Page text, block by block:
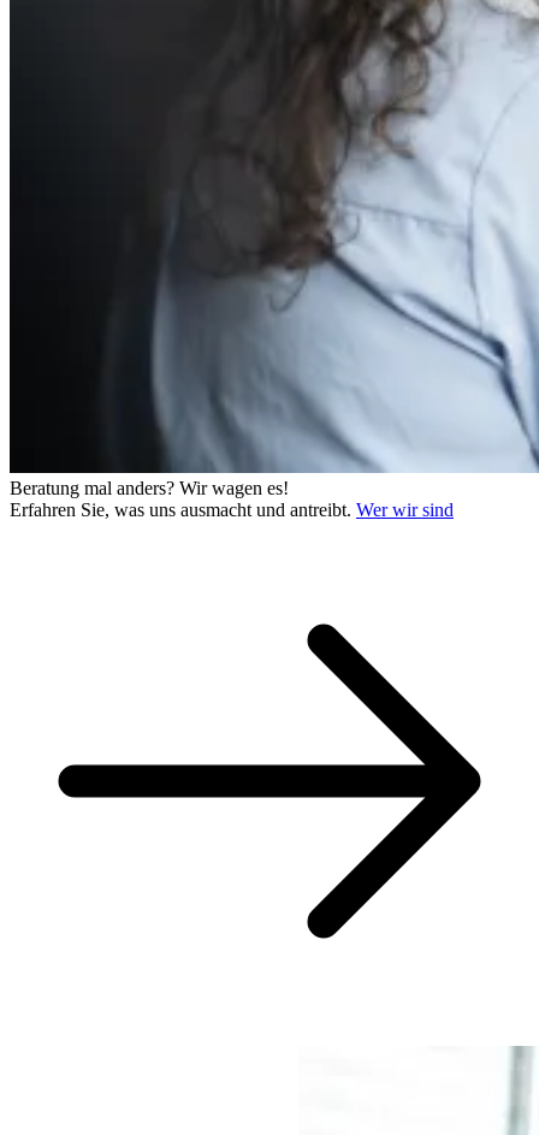
Von der Beratung bis zur Umsetzung: Unsere Leistungen für Ihren
Beratung mal anders? Wir wagen es!
Erfahren Sie, was uns ausmacht und antreibt. Wer wir sind